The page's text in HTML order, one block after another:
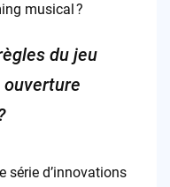
musical ?
du jeu
série d’innovations